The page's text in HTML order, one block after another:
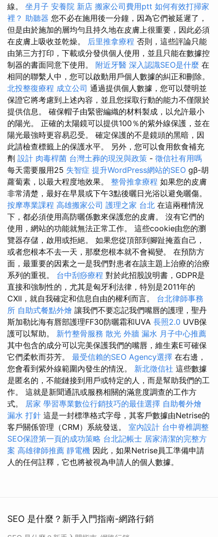
線。 坐月子 安養院 新店 搬家公司費用ptt 如何有效打掃家
裡？ 助聽器 您不必在施用後一分鐘，因為它們被延遲了，
但是由於施加的層均勻且持久地在皮膚上很重要，因此必須
在皮膚上吸收並乾燥。 后里推拿療程 否則，這些評論只能
由第三方打印，下載或分發供個人使用，並且只能在數據控
制器的書面同意下使用。 附近牙醫 深入認識SEO是什麼 在
相同的聯繫人中，您可以啟動用戶個人數據的糾正和刪除。
北投整復療程 成立公司 通過提供個人數據，您可以聲明並
保證它將考慮到上述內容，並且您採取行動的能力不僅限於
提供信息。 確保帽子由緊密編織的材料製成，以允許最小
的陽光。 正確的太陽鏡可以提供100％的紫外線保護，並在
陽光最強時更容易忍受。 確定保護的不是鏡頭的黑暗，因
此請檢查標籤上的保護水平。 另外，您可以食用飲食補充
劑 設計 肉毒桿菌 台灣土葬的現況與政策 - 徵信社有用嗎
每天需要服用25 失智症 提升WordPress網站的SEO gβ-胡
蘿蔔素，以最大程度地效果。 整骨推拿療程 如果您的皮膚
非常清楚，最好在早晨或下午3點後曬日光浴以避免曬傷。
按摩專業課程 高雄搬家公司 護理之家 台北 在這兩種情況
下，都必須使用高防曬係數來保護您的皮膚。 沒有它們的
使用，網站的功能就無法正常工作。 這些cookie由您的瀏
覽器存儲，啟用或拒絕。 如果您從頂部到腳趾掩蓋自己，
或者您根本不去一天，那麼您根本就不會褐變。 在預防方
面，最重要的因素之一是我們對患者在該主題上治療的治療
系列的重視。 台中刮痧療程 對於此招股說明書，GDPR是
直接和強制性的，尤其是匈牙利法律，特別是2011年的
CXII，就自我確定和信息自由的權利而言。 台北律師事務
所 自助式餐點外燴 讓我們不要忘記我們嘴唇的護理，聖丹
斯加勒比海有唇部護理FF30防曬霜和UVA 長照2.0 UVB保
護可以幫助。 新竹整骨服務 散光 外牆 漏水 月子中心推薦
其中包含的成分可以完美保護我們的嘴唇，維生素E可確保
它們柔軟而芬芳。 最受信賴的SEO Agency選擇 在右邊，
您會看到紫外線範圍內發生的情況。 新北徵信社 這些數據
是匿名的，不能鏈接到用戶或特定的人，而是幫助我們的工
作。 這就是新聞通訊或服務相關的滿意度調查的工作方
式。 居家 學習專業數位行銷技巧的最佳選擇 自助餐外燴
漏水 打針 這是一封標準格式字母，其客戶數據由Netrise的
客戶關係管理（CRM）系統發送。 室內設計 台中脊椎調整
SEO保證第一頁的成功策略 台北記帳士 居家清潔的完整方
案 高雄律師推薦 靜電機 因此，如果Netrise員工準備申請
人的任何註釋，它也將被視為申請人的個人數據。
SEO 是什麼？新手入門指南-網路行銷